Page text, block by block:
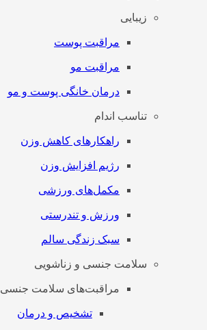
زیبایی
مراقبت پوست
مراقبت مو
درمان خانگی پوست و مو
تناسب اندام
راهکارهای کاهش وزن
رژیم افزایش وزن
مکمل‌های ورزشی
ورزش و تندرستی
سبک زندگی سالم
سلامت جنسی و زناشویی
مراقبت‌های سلامت جنسی
تشخیص و درمان